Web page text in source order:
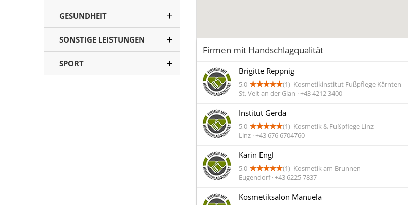
GESUNDHEIT
SONSTIGE LEISTUNGEN
SPORT
Firmen mit Handschlagqualität
Brigitte Reppnig
5,0 (1) Kosmetikinstitut Fußpflege Kärnten
St. Veit an der Glan · +43 4212 3400
Institut Gerda
5,0 (1) Kosmetik & Fußpflege Linz
Linz · +43 676 6704760
Karin Engl
5,0 (1) Kosmetik am Brunnen
Eugendorf · +43 6225 7837
Kosmetiksalon Manuela